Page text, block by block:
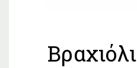
Βραχιόλι